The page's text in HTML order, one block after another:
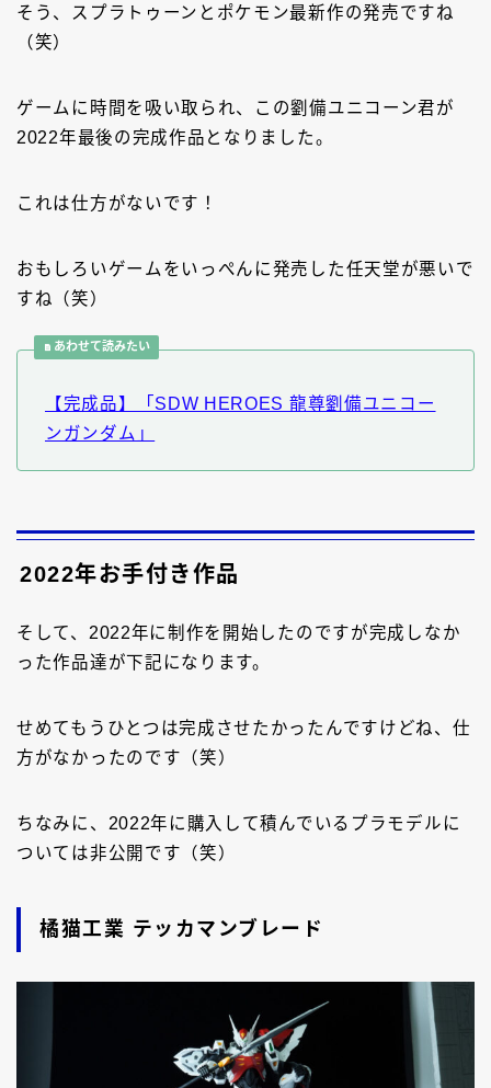
そう、スプラトゥーンとポケモン最新作の発売ですね
（笑）
ゲームに時間を吸い取られ、この劉備ユニコーン君が
2022年最後の完成作品となりました。
これは仕方がないです！
おもしろいゲームをいっぺんに発売した任天堂が悪いで
すね（笑）
あわせて読みたい
【完成品】「SDW HEROES 龍尊劉備ユニコー
ンガンダム」
2022年お手付き作品
そして、2022年に制作を開始したのですが完成しなか
った作品達が下記になります。
せめてもうひとつは完成させたかったんですけどね、仕
方がなかったのです（笑）
ちなみに、2022年に購入して積んでいるプラモデルに
ついては非公開です（笑）
橘猫工業 テッカマンブレード